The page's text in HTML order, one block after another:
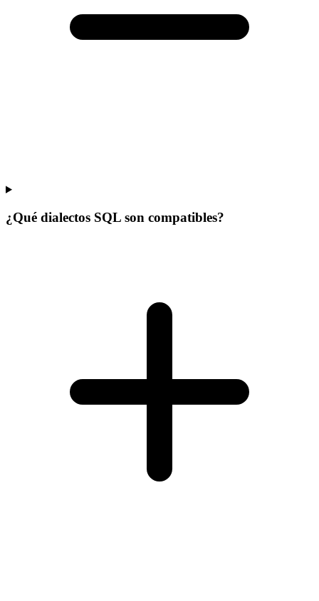
¿Qué dialectos SQL son compatibles?